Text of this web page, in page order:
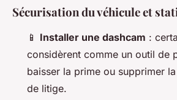
Sécurisation du véhicule et
📱 Installer une dashcam :
considèrent comme un outil de
baisser la prime ou supprimer
de litige.